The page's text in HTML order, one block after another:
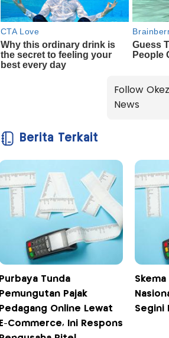
Follow
News
Berita Terkait
Purbaya Tunda
Pemungutan Pajak
Pedagang Online Lewat
E-Commerce, Ini Respons
Segini